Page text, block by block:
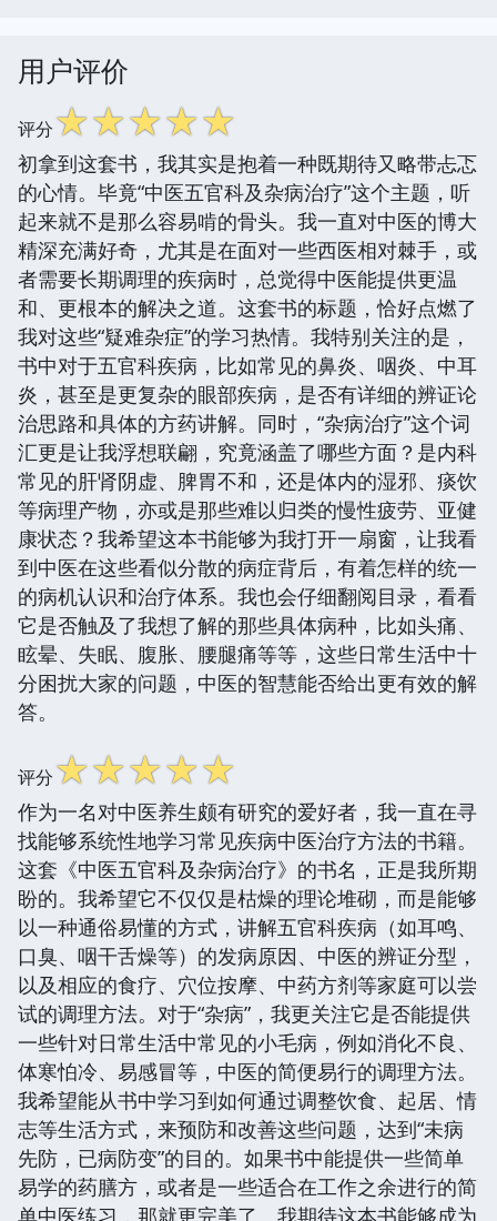
用户评价
评分☆☆☆☆☆
初拿到这套书，我其实是抱着一种既期待又略带忐忑
的心情。毕竟“中医五官科及杂病治疗”这个主题，听
起来就不是那么容易啃的骨头。我一直对中医的博大
精深充满好奇，尤其是在面对一些西医相对棘手，或
者需要长期调理的疾病时，总觉得中医能提供更温
和、更根本的解决之道。这套书的标题，恰好点燃了
我对这些“疑难杂症”的学习热情。我特别关注的是，
书中对于五官科疾病，比如常见的鼻炎、咽炎、中耳
炎，甚至是更复杂的眼部疾病，是否有详细的辨证论
治思路和具体的方药讲解。同时，“杂病治疗”这个词
汇更是让我浮想联翩，究竟涵盖了哪些方面？是内科
常见的肝肾阴虚、脾胃不和，还是体内的湿邪、痰饮
等病理产物，亦或是那些难以归类的慢性疲劳、亚健
康状态？我希望这本书能够为我打开一扇窗，让我看
到中医在这些看似分散的病症背后，有着怎样的统一
的病机认识和治疗体系。我也会仔细翻阅目录，看看
它是否触及了我想了解的那些具体病种，比如头痛、
眩晕、失眠、腹胀、腰腿痛等等，这些日常生活中十
分困扰大家的问题，中医的智慧能否给出更有效的解
答。
评分☆☆☆☆☆
作为一名对中医养生颇有研究的爱好者，我一直在寻
找能够系统性地学习常见疾病中医治疗方法的书籍。
这套《中医五官科及杂病治疗》的书名，正是我所期
盼的。我希望它不仅仅是枯燥的理论堆砌，而是能够
以一种通俗易懂的方式，讲解五官科疾病（如耳鸣、
口臭、咽干舌燥等）的发病原因、中医的辨证分型，
以及相应的食疗、穴位按摩、中药方剂等家庭可以尝
试的调理方法。对于“杂病”，我更关注它是否能提供
一些针对日常生活中常见的小毛病，例如消化不良、
体寒怕冷、易感冒等，中医的简便易行的调理方法。
我希望能从书中学习到如何通过调整饮食、起居、情
志等生活方式，来预防和改善这些问题，达到“未病
先防，已病防变”的目的。如果书中能提供一些简单
易学的药膳方，或者是一些适合在工作之余进行的简
单中医练习，那就更完美了。我期待这本书能够成为